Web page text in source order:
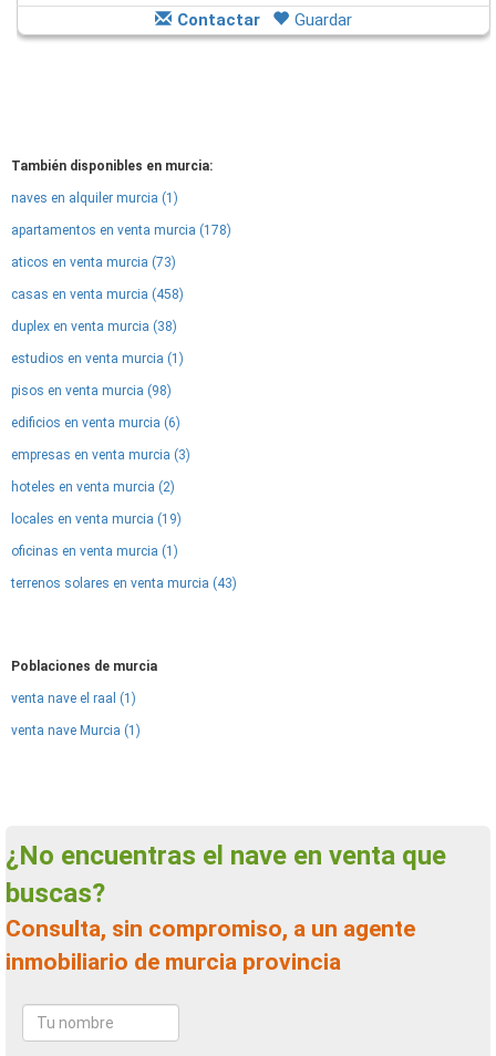
Contactar Guardar
También disponibles en murcia:
naves en alquiler murcia (1)
apartamentos en venta murcia (178)
aticos en venta murcia (73)
casas en venta murcia (458)
duplex en venta murcia (38)
estudios en venta murcia (1)
pisos en venta murcia (98)
edificios en venta murcia (6)
empresas en venta murcia (3)
hoteles en venta murcia (2)
locales en venta murcia (19)
oficinas en venta murcia (1)
terrenos solares en venta murcia (43)
Poblaciones de murcia
venta nave el raal (1)
venta nave Murcia (1)
¿No encuentras el nave en venta que
buscas?
Consulta, sin compromiso, a un agente
inmobiliario de murcia provincia